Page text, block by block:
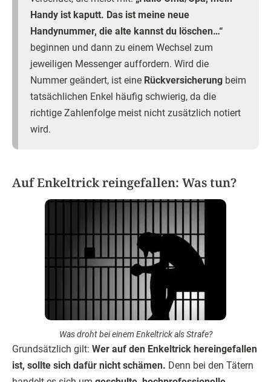
Handy ist kaputt. Das ist meine neue
Handynummer, die alte kannst du löschen…“
beginnen und dann zu einem Wechsel zum
jeweiligen Messenger auffordern. Wird die
Nummer geändert, ist eine Rückversicherung beim
tatsächlichen Enkel häufig schwierig, da die
richtige Zahlenfolge meist nicht zusätzlich notiert
wird.
Auf Enkeltrick reingefallen: Was tun?
Was droht bei einem Enkeltrick als Strafe?
Grundsätzlich gilt: Wer auf den Enkeltrick hereingefallen
ist, sollte sich dafür nicht schämen. Denn bei den Tätern